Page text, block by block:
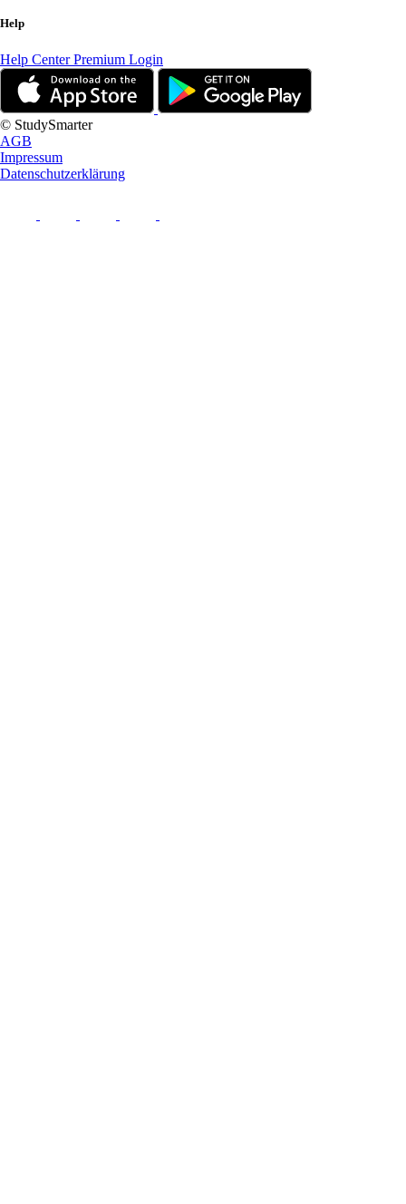
Help
Help CenterPremium Login
© StudySmarter
AGB
Impressum
Datenschutzerklärung